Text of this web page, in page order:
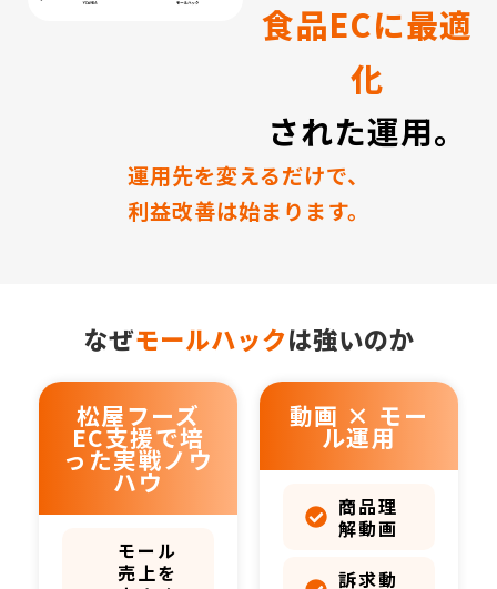
食品ECに最適
化
された運用。
運用先を変えるだけで、
利益改善は始まります。
なぜモールハックは強いのか
松屋フーズ
EC支援で培
った実戦ノウ
ハウ
モール
売上を
動画 × モー
ル運用
商品理
解動画
訴求動